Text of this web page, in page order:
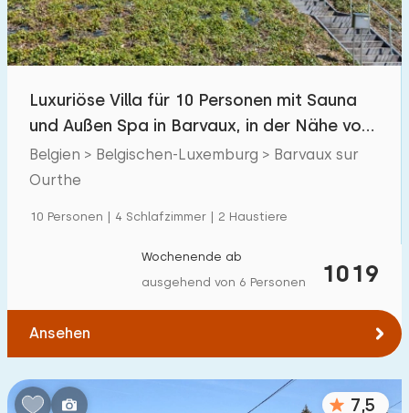
Luxuriöse Villa für 10 Personen mit Sauna
und Außen Spa in Barvaux, in der Nähe von
Durbuy
Belgien > Belgischen-Luxemburg > Barvaux sur
Ourthe
10 Personen | 4 Schlafzimmer | 2 Haustiere
1019
Wochenende ab
ausgehend von 6 Personen
Ansehen
7,5